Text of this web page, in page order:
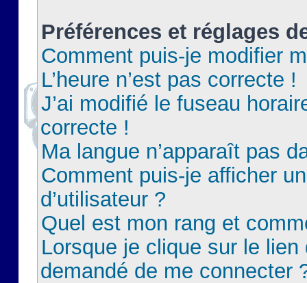
Préférences et réglages
Comment puis-je modifier
L’heure n’est pas correcte !
J’ai modifié le fuseau
correcte !
Ma langue n’apparaît pas
Comment puis-je afficher
d’utilisateur ?
Quel est mon rang et
Lorsque je clique sur le lien
demandé de me connecter